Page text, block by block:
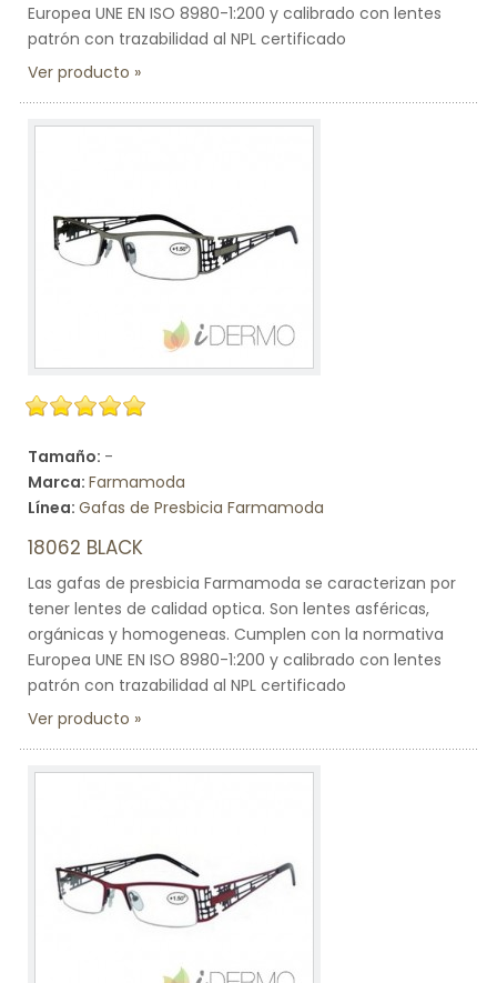
Europea UNE EN ISO 8980-1:200 y calibrado con lentes
patrón con trazabilidad al NPL certificado
Ver producto
Tamaño: -
Marca: Farmamoda
Línea: Gafas de Presbicia Farmamoda
18062 BLACK
Las gafas de presbicia Farmamoda se caracterizan por
tener lentes de calidad optica. Son lentes asféricas,
orgánicas y homogeneas. Cumplen con la normativa
Europea UNE EN ISO 8980-1:200 y calibrado con lentes
patrón con trazabilidad al NPL certificado
Ver producto